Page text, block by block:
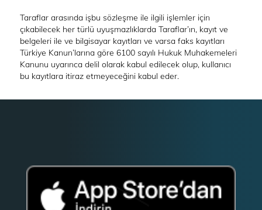
Taraflar arasında işbu sözleşme ile ilgili işlemler için
çıkabilecek her türlü uyuşmazlıklarda Taraflar’ın, kayıt ve
belgeleri ile ve bilgisayar kayıtları ve varsa faks kayıtları
Türkiye Kanun’larına göre 6100 sayılı Hukuk Muhakemeleri
Kanunu uyarınca delil olarak kabul edilecek olup, kullanıcı
bu kayıtlara itiraz etmeyeceğini kabul eder.